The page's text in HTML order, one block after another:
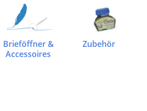
Brieföffner &
Accessoires
Zubehör